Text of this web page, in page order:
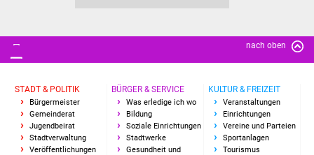
Gewerbeverzeichnis
Gewerbe - Selbsteintrag
nach oben
STADT & POLITIK
Bürgermeister
Gemeinderat
Jugendbeirat
Stadtverwaltung
Veröffentlichungen
BÜRGER & SERVICE
Was erledige ich wo
Bildung
Soziale Einrichtungen
Stadtwerke
Gesundheit und
KULTUR & FREIZEIT
Veranstaltungen
Einrichtungen
Vereine und Parteien
Sportanlagen
Tourismus